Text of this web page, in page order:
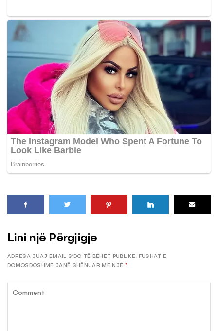
Lini një Përgjigje
ADRESA JUAJ EMAIL S’DO TË BËHET PUBLIKE. FUSHAT E
DOMOSDOSHME JANË SHËNUAR ME NJË *